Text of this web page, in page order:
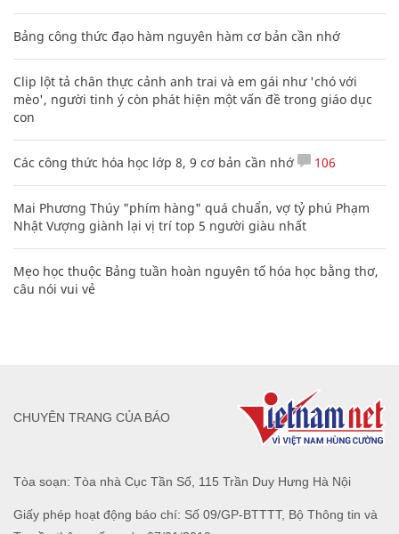
Bảng công thức đạo hàm nguyên hàm cơ bản cần nhớ
Clip lột tả chân thực cảnh anh trai và em gái như 'chó với
mèo', người tinh ý còn phát hiện một vấn đề trong giáo dục
con
Các công thức hóa học lớp 8, 9 cơ bản cần nhớ 106
Mai Phương Thúy "phím hàng" quá chuẩn, vợ tỷ phú Phạm
Nhật Vượng giành lại vị trí top 5 người giàu nhất
Mẹo học thuộc Bảng tuần hoàn nguyên tố hóa học bằng thơ,
câu nói vui vẻ
Tòa soạn: Tòa nhà Cục Tần Số, 115 Trần Duy Hưng Hà Nội
Giấy phép hoạt động báo chí: Số 09/GP-BTTTT, Bộ Thông tin và
CHUYÊN TRANG CỦA BÁO